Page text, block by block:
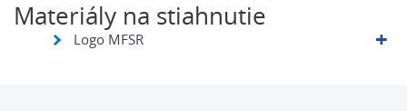
Materiály na stiahnutie
Logo MFSR